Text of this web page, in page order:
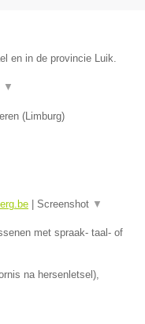
en in de provincie Luik.
▼
(Limburg)
Screenshot ▼
met spraak- taal- of
na hersenletsel),